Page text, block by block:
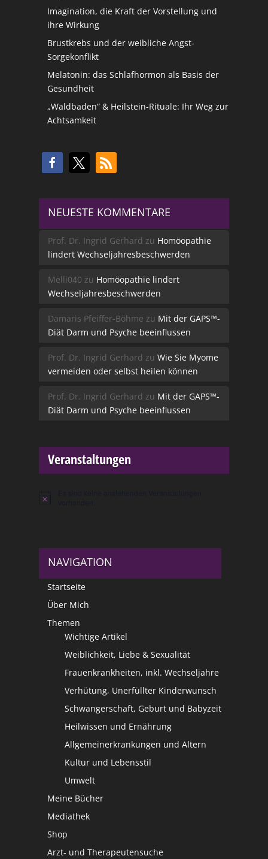
Imagination, die Kraft der Vorstellung und
ihre Wirkung
Brustkrebs und der weibliche Angst-
Sorgekonflikt
Melatonin: das Schlafhormon als Basis der
Gesundheit
„Waldbaden“ & Heilstein-Rituale: Ihr Weg zur
Achtsamkeit
NEUESTE KOMMENTARE
Prof. Dr. Ingrid Gerhard zu Homöopathie
lindert Wechseljahresbeschwerden
Melli040 zu Homöopathie lindert
Wechseljahresbeschwerden
Damaris Pfeiffer-Böhme zu Mit der GAPS™-
Diät Darm und Psyche beeinflussen
Prof. Dr. Ingrid Gerhard zu Wie Sie Myome
vermeiden oder selbst heilen können
Prof. Dr. Ingrid Gerhard zu Mit der GAPS™-
Diät Darm und Psyche beeinflussen
Veranstaltungen
Hinweis
NAVIGATION
Startseite
Über Mich
Themen
Wichtige Artikel
Weiblichkeit, Liebe & Sexualität
Frauenkrankheiten, inkl. Wechseljahre
Verhütung, Unerfüllter Kinderwunsch
Schwangerschaft, Geburt und Babyzeit
Heilwissen und Ernährung
Allgemeinerkrankungen und Altern
Kultur und Lebensstil
Umwelt
Meine Bücher
Mediathek
Shop
Arzt- und Therapeutensuche